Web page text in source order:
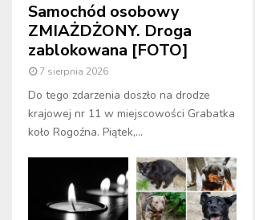
Samochód osobowy
ZMIAŻDŻONY. Droga
zablokowana [FOTO]
7 sierpnia 2026
Do tego zdarzenia doszło na drodze
krajowej nr 11 w miejscowości Grabatka
koło Rogoźna. Piątek,...